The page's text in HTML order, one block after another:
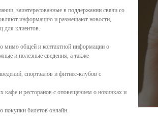
заинтересованные в поддержании связи со
информацию и размещают новости,
для клиентов.
мимо общей и контактной информации о
и полезные сведения, а также
спортзалов и фитнес-клубов с
и ресторанов с оповещением о новинках и
покупки билетов онлайн.